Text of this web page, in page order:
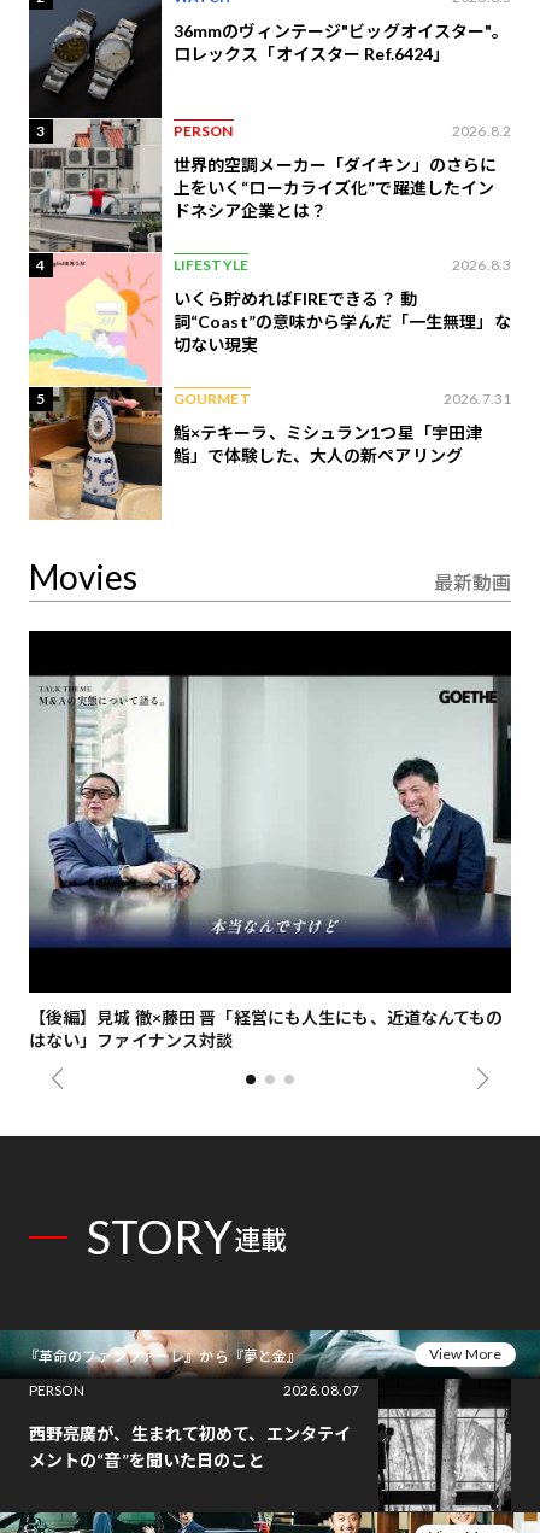
36mmのヴィンテージ"ビッグオイスター"。
ロレックス「オイスター Ref.6424」
3 PERSON 2026.8.2
世界的空調メーカー「ダイキン」のさらに
上をいく“ローカライズ化”で躍進したイン
ドネシア企業とは？
4 LIFESTYLE 2026.8.3
いくら貯めればFIREできる？ 動
詞“Coast”の意味から学んだ「一生無理」な
切ない現実
5 GOURMET 2026.7.31
鮨×テキーラ、ミシュラン1つ星「宇田津
鮨」で体験した、大人の新ペアリング
Movies 最新動画
【後編】見城 徹×藤田 晋「経営にも人生にも、近道なんてもの
はない」ファイナンス対談
STORY連載
『革命のファンファーレ』から『夢と金』
View More
PERSON
2026.08.07
西野亮廣が、生まれて初めて、エンタテイ
メントの“音”を聞いた日のこと